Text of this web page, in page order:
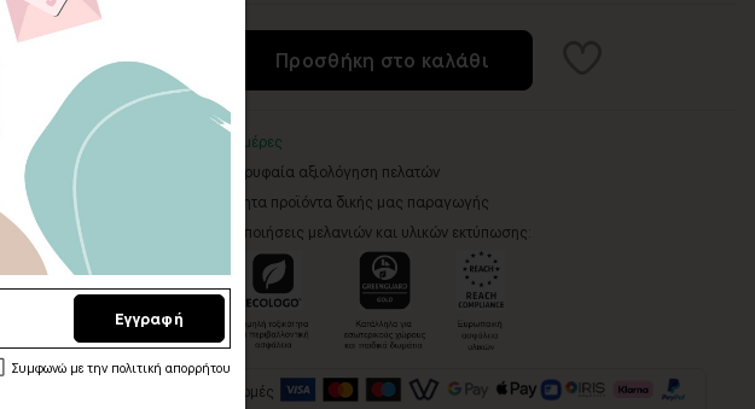
Προσθήκη στο καλάθι
Αποστολή σε 3-5 ημέρες
5/5 - Κορυφαία αξιολόγηση πελατών
Ελληνικά Χειροποίητα προϊόντα δικής μας παραγωγής
Ευρωπαϊκές πιστοποιήσεις μελανιών και υλικών εκτύπωσης:
Ασφαλείς πληρωμές
Εγγραφή
Συμφωνώ με την πολιτική απορρήτου